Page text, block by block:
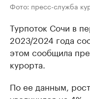
Фото: пресс-служба
Турпоток Сочи в
2023/2024 года
этом сообщила
курорта.
По ее данным,